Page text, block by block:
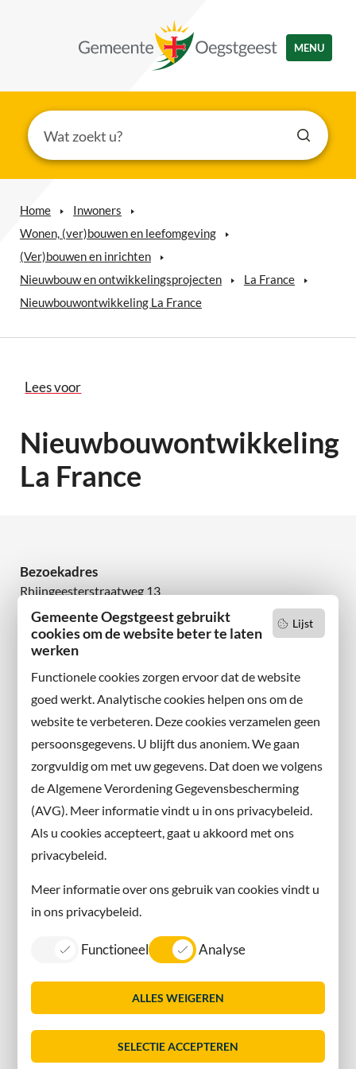
Lijst
Gemeente Oegstgeest gebruikt
cookies om de website beter te laten
werken
Functionele cookies zorgen ervoor dat de website
goed werkt. Analytische cookies helpen ons om de
website te verbeteren. Deze cookies verzamelen geen
persoonsgegevens. U blijft dus anoniem. We gaan
zorgvuldig om met uw gegevens. Dat doen we volgens
de Algemene Verordening Gegevensbescherming
(AVG). Meer informatie vindt u in ons privacybeleid.
Als u cookies accepteert, gaat u akkoord met ons
privacybeleid.
Meer informatie over ons gebruik van cookies vindt u
in ons privacybeleid.
Functioneel Analyse
ALLES WEIGEREN
SELECTIE ACCEPTEREN
MENU
Home
Inwoners
Wonen, (ver)bouwen en leefomgeving
(Ver)bouwen en inrichten
Nieuwbouw en ontwikkelingsprojecten
La France
Nieuwbouwontwikkeling La France
Lees voor
Nieuwbouwontwikkeling
La France
Bezoekadres
Rhijngeesterstraatweg 13
2342 AN Oegstgeest
Wilt u niets missen?
en volg ons ook op sociale media.
Facebook
X
Instagram
Contact met de gemeente
Contact
Information in English
Sitemap
Toegankelijkheid